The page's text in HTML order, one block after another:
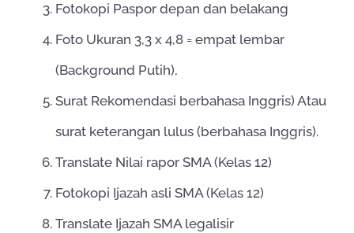
Fotokopi Paspor depan dan belakang
Foto Ukuran 3,3 x 4,8 = empat lembar
(Background Putih),
Surat Rekomendasi berbahasa Inggris) Atau
surat keterangan lulus (berbahasa Inggris).
Translate Nilai rapor SMA (Kelas 12)
Fotokopi Ijazah asli SMA (Kelas 12)
Translate Ijazah SMA legalisir